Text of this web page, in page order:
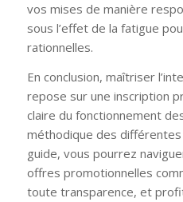
vos mises de manière
sous l’effet de la fatigue
rationnelles.
En conclusion, maîtriser
repose sur une inscription
claire du fonctionnement
méthodique des différentes
guide, vous pourrez
offres promotionnelles
toute transparence, et